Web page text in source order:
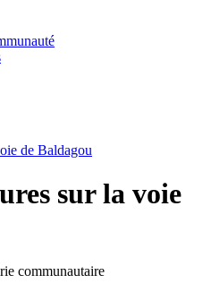
sur la voie
communautaire